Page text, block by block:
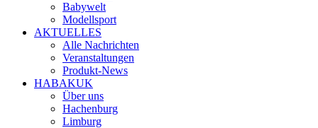
Babywelt
Modellsport
AKTUELLES
Alle Nachrichten
Veranstaltungen
Produkt-News
HABAKUK
Über uns
Hachenburg
Limburg